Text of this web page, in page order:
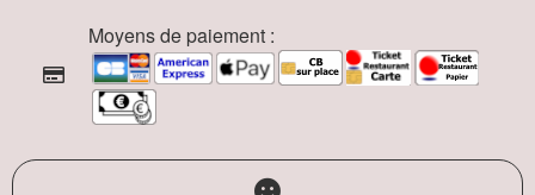
Moyens de paiement :